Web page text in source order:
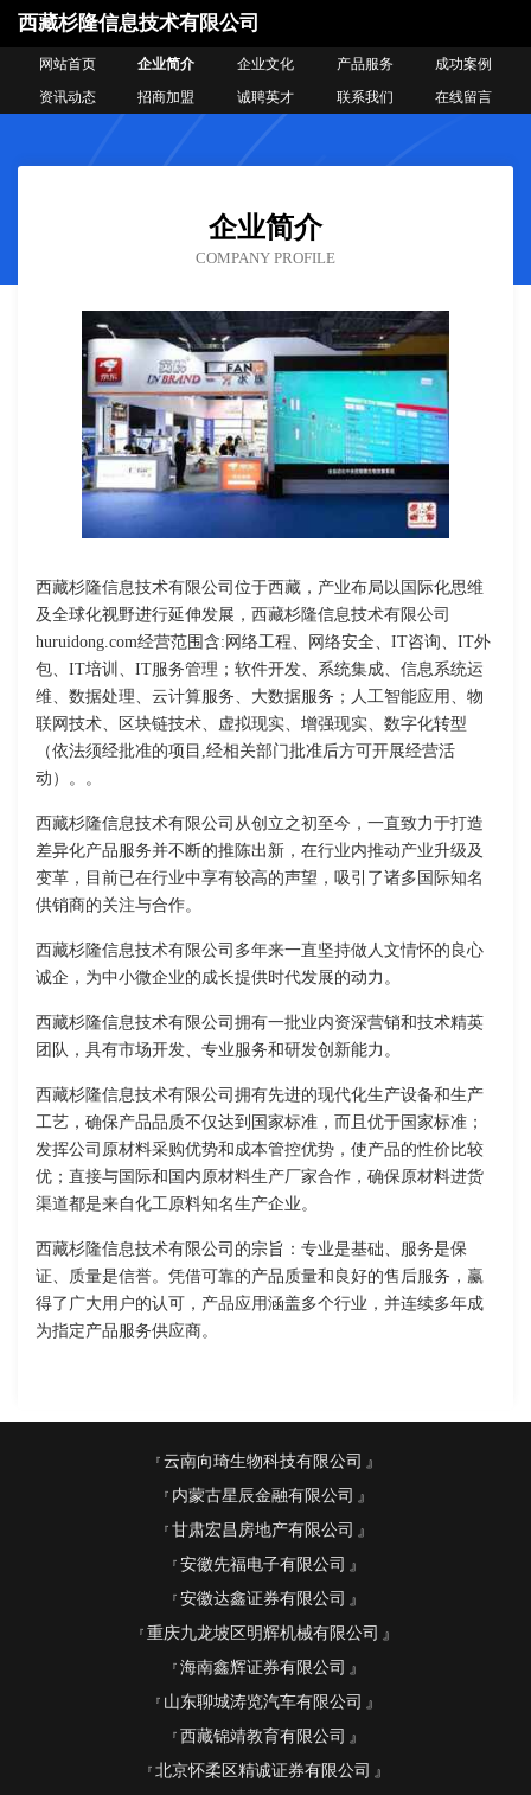
西藏杉隆信息技术有限公司
网站首页 企业简介 企业文化 产品服务
成功案例
资讯动态
招商加盟 诚聘英才 联系我们 在线留言
企业简介
COMPANY PROFILE
西藏杉隆信息技术有限公司位于西藏，产业布局以国际化思维
及全球化视野进行延伸发展，西藏杉隆信息技术有限公司
huruidong.com经营范围含:网络工程、网络安全、IT咨询、IT外
包、IT培训、IT服务管理；软件开发、系统集成、信息系统运
维、数据处理、云计算服务、大数据服务；人工智能应用、物
联网技术、区块链技术、虚拟现实、增强现实、数字化转型
（依法须经批准的项目,经相关部门批准后方可开展经营活
动）。。
西藏杉隆信息技术有限公司从创立之初至今，一直致力于打造
差异化产品服务并不断的推陈出新，在行业内推动产业升级及
变革，目前已在行业中享有较高的声望，吸引了诸多国际知名
供销商的关注与合作。
西藏杉隆信息技术有限公司多年来一直坚持做人文情怀的良心
诚企，为中小微企业的成长提供时代发展的动力。
西藏杉隆信息技术有限公司拥有一批业内资深营销和技术精英
团队，具有市场开发、专业服务和研发创新能力。
西藏杉隆信息技术有限公司拥有先进的现代化生产设备和生产
工艺，确保产品品质不仅达到国家标准，而且优于国家标准；
发挥公司原材料采购优势和成本管控优势，使产品的性价比较
优；直接与国际和国内原材料生产厂家合作，确保原材料进货
渠道都是来自化工原料知名生产企业。
西藏杉隆信息技术有限公司的宗旨：专业是基础、服务是保
证、质量是信誉。凭借可靠的产品质量和良好的售后服务，赢
得了广大用户的认可，产品应用涵盖多个行业，并连续多年成
为指定产品服务供应商。
云南向琦生物科技有限公司
内蒙古星辰金融有限公司
甘肃宏昌房地产有限公司
安徽先福电子有限公司
安徽达鑫证券有限公司
重庆九龙坡区明辉机械有限公司
海南鑫辉证券有限公司
山东聊城涛览汽车有限公司
西藏锦靖教育有限公司
北京怀柔区精诚证券有限公司